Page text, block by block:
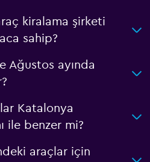
kiralama şirketi
sahip?
Ağustos ayında
Katalonya
ile benzer mi?
araçlar için